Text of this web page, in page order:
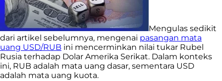
Mengulas sedikit
dari artikel sebelumnya, mengenai pasangan mata
uang USD/RUB ini mencerminkan nilai tukar Rubel
Rusia terhadap Dolar Amerika Serikat. Dalam konteks
ini, RUB adalah mata uang dasar, sementara USD
adalah mata uang kuota.